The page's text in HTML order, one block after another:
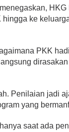
HKG
ke
PKK
Penilaian jadi
yang
saat ada